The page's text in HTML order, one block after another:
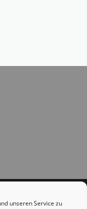
unseren Service zu